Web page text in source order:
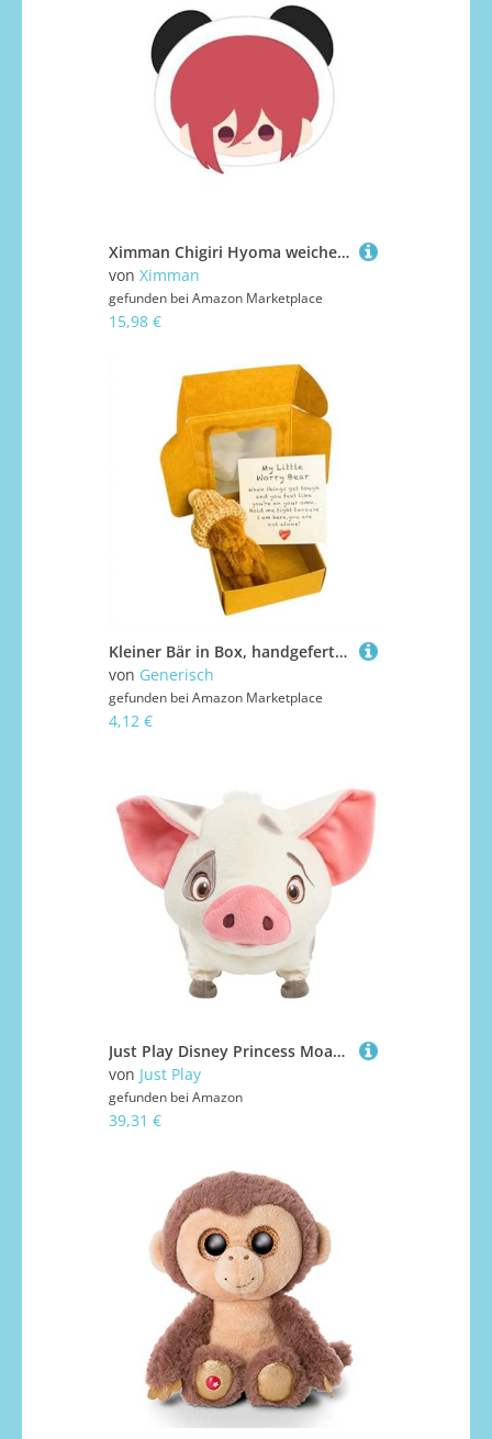
Ximman Chigiri Hyoma weiche Figur, Anime, Merch, Chigiri Hyoma, Mini-Wurfkissen, gefüllt, Cartoon-Schultaschen-Anhänger, Meeting-Geschenk, 10 cm
von Ximman
gefunden bei Amazon Marketplace
15,98 €
Kleiner Bär in Box, handgefertigter Mini-Plüsch-Teddybär in Box, Meine kleinen Sorgenbären, mit inspirierender Karte, weiches handgefertigtes Teddy-Andenken für Liebhaber (Kaffee)
von Generisch
gefunden bei Amazon Marketplace
4,12 €
Just Play Disney Princess Moana Walk & Snort Pua Plüschtier, Geräusche, Bewegung, Stofftier, Schwein, Kinderspielzeug ab 3 Jahren
von Just Play
gefunden bei Amazon
39,31 €